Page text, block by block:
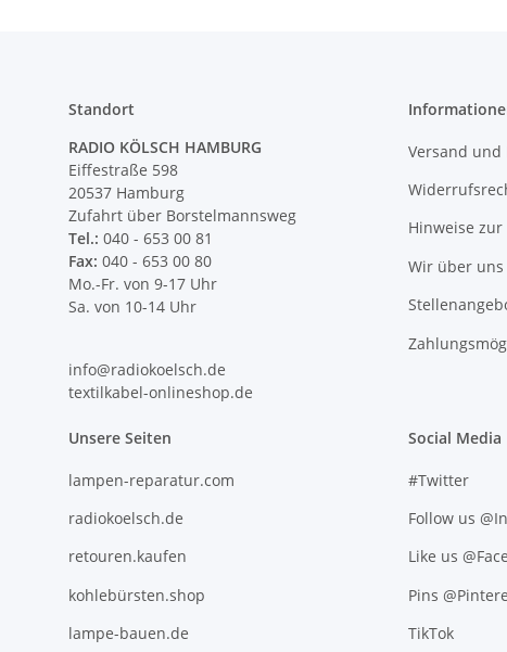
Standort
RADIO KÖLSCH HAMBURG
Eiffestraße 598
20537 Hamburg
Zufahrt über Borstelmannsweg
Tel.: 040 - 653 00 81
Fax: 040 - 653 00 80
Mo.-Fr. von 9-17 Uhr
Sa. von 10-14 Uhr
info@radiokoelsch.de
textilkabel-onlineshop.de
Versand und
Hinweise
Wir über uns
Unsere Seiten
lampen-reparatur.com
radiokoelsch.de
retouren.kaufen
kohlebürsten.shop
lampe-bauen.de
Social Media
#Twitter
Follow us
Like us
Pins
TikTok